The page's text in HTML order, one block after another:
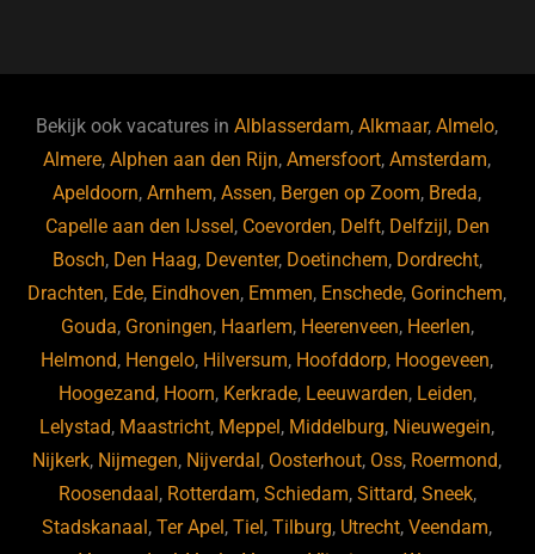
b
o
o
k
ky dI
n
Bekijk ook vacatures inAlblasserdam,Alkmaar,Almelo,
Almere,Alphen aan den Rijn,Amersfoort,Amsterdam,
Apeldoorn,Arnhem,Assen, Bergen op Zoom, Breda,
Capelle aan den IJssel, Coevorden, Delft, Delfzijl, Den
Bosch, Den Haag, Deventer, Doetinchem, Dordrecht,
Drachten, Ede, Eindhoven, Emmen, Enschede, Gorinchem,
Gouda, Groningen, Haarlem, Heerenveen, Heerlen,
Helmond, Hengelo, Hilversum, Hoofddorp, Hoogeveen,
Hoogezand, Hoorn, Kerkrade, Leeuwarden, Leiden,
Lelystad, Maastricht, Meppel, Middelburg, Nieuwegein,
Nijkerk, Nijmegen, Nijverdal, Oosterhout, Oss, Roermond,
Roosendaal, Rotterdam, Schiedam, Sittard, Sneek,
Stadskanaal,Ter Apel,Tiel,Tilburg, Utrecht,Veendam,